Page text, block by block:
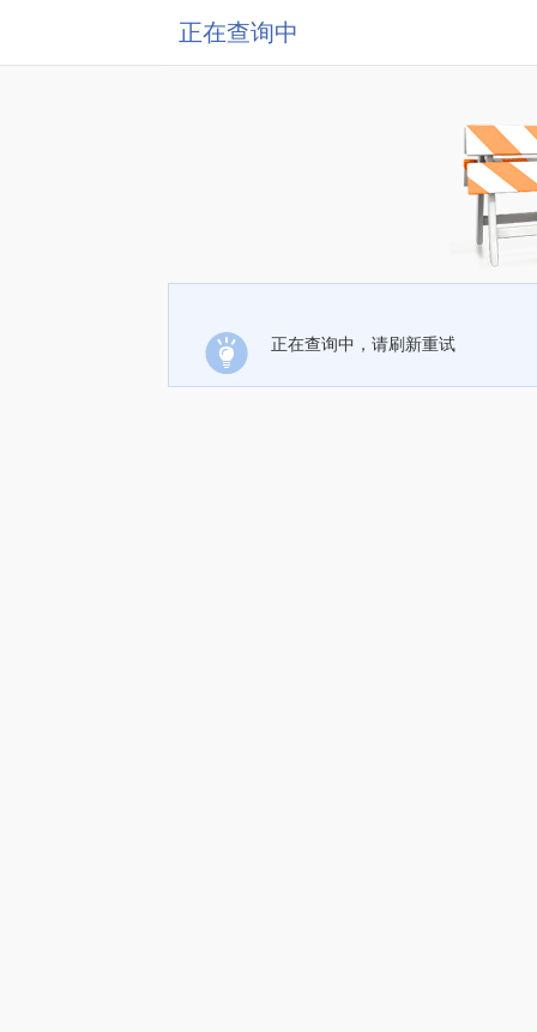
正在查询中
正在查询中，请刷新重试